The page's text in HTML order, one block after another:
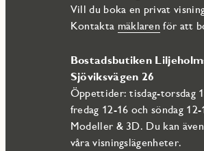
Vill du boka en privat
Kontakta mäklaren för att
Bostadsbutiken
Sjöviksvägen 26
Öppettider: tisdag-torsdag
fredag 12-16 och söndag 12-
Modeller & 3D. Du kan
våra visningslägenheter.